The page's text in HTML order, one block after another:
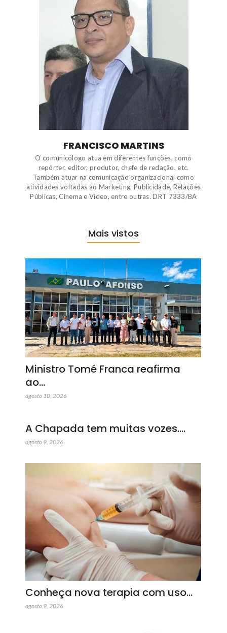
FRANCISCO MARTINS
O comunicólogo atua em diferentes funções, como
repórter, editor, produtor, chefe de redação, etc.
Também atuar na comunicação organizacional como
atividades voltadas ao Marketing, Publicidade, Relações
Públicas, Cinema e Vídeo, entre outras. DRT 7333/BA
Mais vistos
Ministro Tomé Franca reafirma
ao…
agosto 10, 2026
A Chapada tem muitas vozes.…
agosto 9, 2026
Conheça nova terapia com uso…
agosto 9, 2026